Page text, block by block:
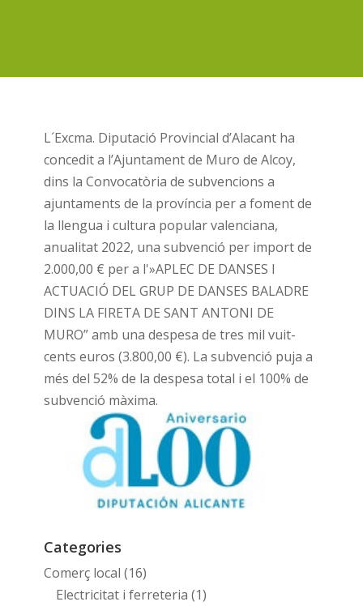
L´Excma. Diputació Provincial d’Alacant ha
concedit a l’Ajuntament de Muro de Alcoy,
dins la Convocatòria de subvencions a
ajuntaments de la província per a foment de
la llengua i cultura popular valenciana,
anualitat 2022, una subvenció per import de
2.000,00 € per a l'»APLEC DE DANSES I
ACTUACIÓ DEL GRUP DE DANSES BALADRE
DINS LA FIRETA DE SANT ANTONI DE
MURO” amb una despesa de tres mil vuit-
cents euros (3.800,00 €). La subvenció puja a
més del 52% de la despesa total i el 100% de
subvenció màxima.
Categories
Comerç local (16)
Electricitat i ferreteria (1)